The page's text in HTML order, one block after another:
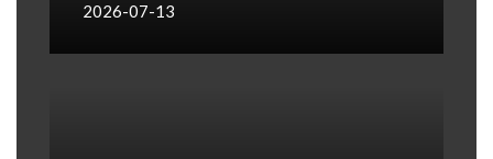
2026-07-13